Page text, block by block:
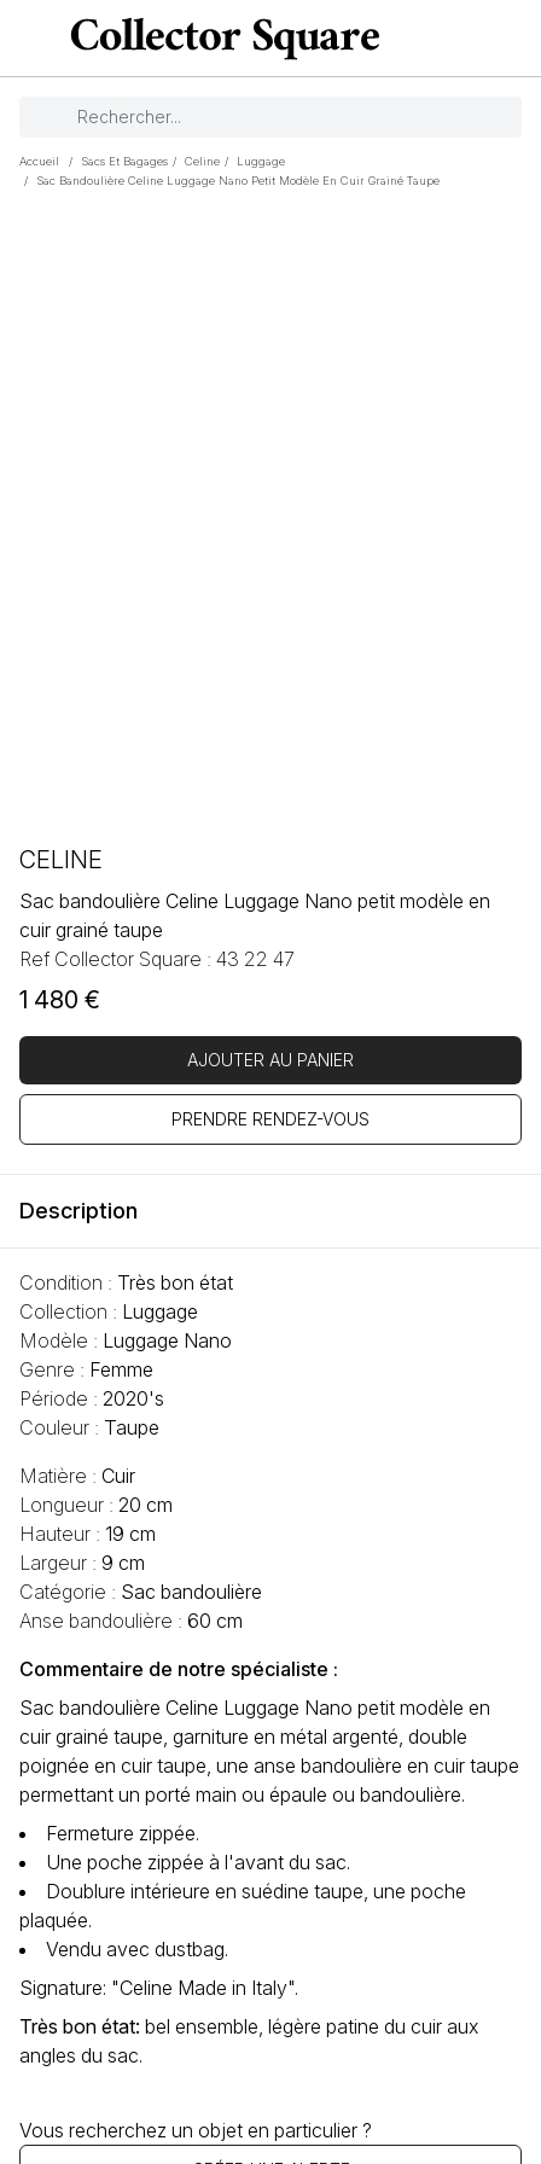
Accueil / Sacs Et Bagages / Celine /
Luggage
/
Sac Bandoulière Celine Luggage Nano Petit Modèle En Cuir Grainé Taupe
CELINE
Sac bandoulière Celine Luggage Nano petit modèle en
cuir grainé taupe
Ref Collector Square : 43 22 47
1 480 €
AJOUTER AU PANIER
PRENDRE RENDEZ-VOUS
Description
Condition : Très bon état
Collection : Luggage
Modèle : Luggage Nano
Genre : Femme
Période : 2020's
Couleur : Taupe
Matière : Cuir
Longueur : 20 cm
Hauteur : 19 cm
Largeur : 9 cm
Catégorie : Sac bandoulière
Anse bandoulière : 60 cm
Commentaire de notre spécialiste :
Sac bandoulière Celine Luggage Nano petit modèle en
cuir grainé taupe, garniture en métal argenté, double
poignée en cuir taupe, une anse bandoulière en cuir taupe
permettant un porté main ou épaule ou bandoulière.
Fermeture zippée.
Une poche zippée à l'avant du sac.
Doublure intérieure en suédine taupe, une poche
plaquée.
Vendu avec dustbag.
Signature: "Celine Made in Italy".
Très bon état: bel ensemble, légère patine du cuir aux
angles du sac.
Vous recherchez un objet en particulier ?